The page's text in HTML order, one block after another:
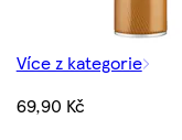
Více z kategorie
69,90 Kč